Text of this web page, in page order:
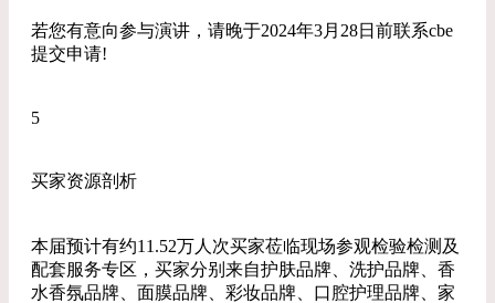
若您有意向参与演讲，请晚于2024年3月28日前联系cbe
提交申请!
5
买家资源剖析
本届预计有约11.52万人次买家莅临现场参观检验检测及
配套服务专区，买家分别来自护肤品牌、洗护品牌、香
水香氛品牌、面膜品牌、彩妆品牌、口腔护理品牌、家